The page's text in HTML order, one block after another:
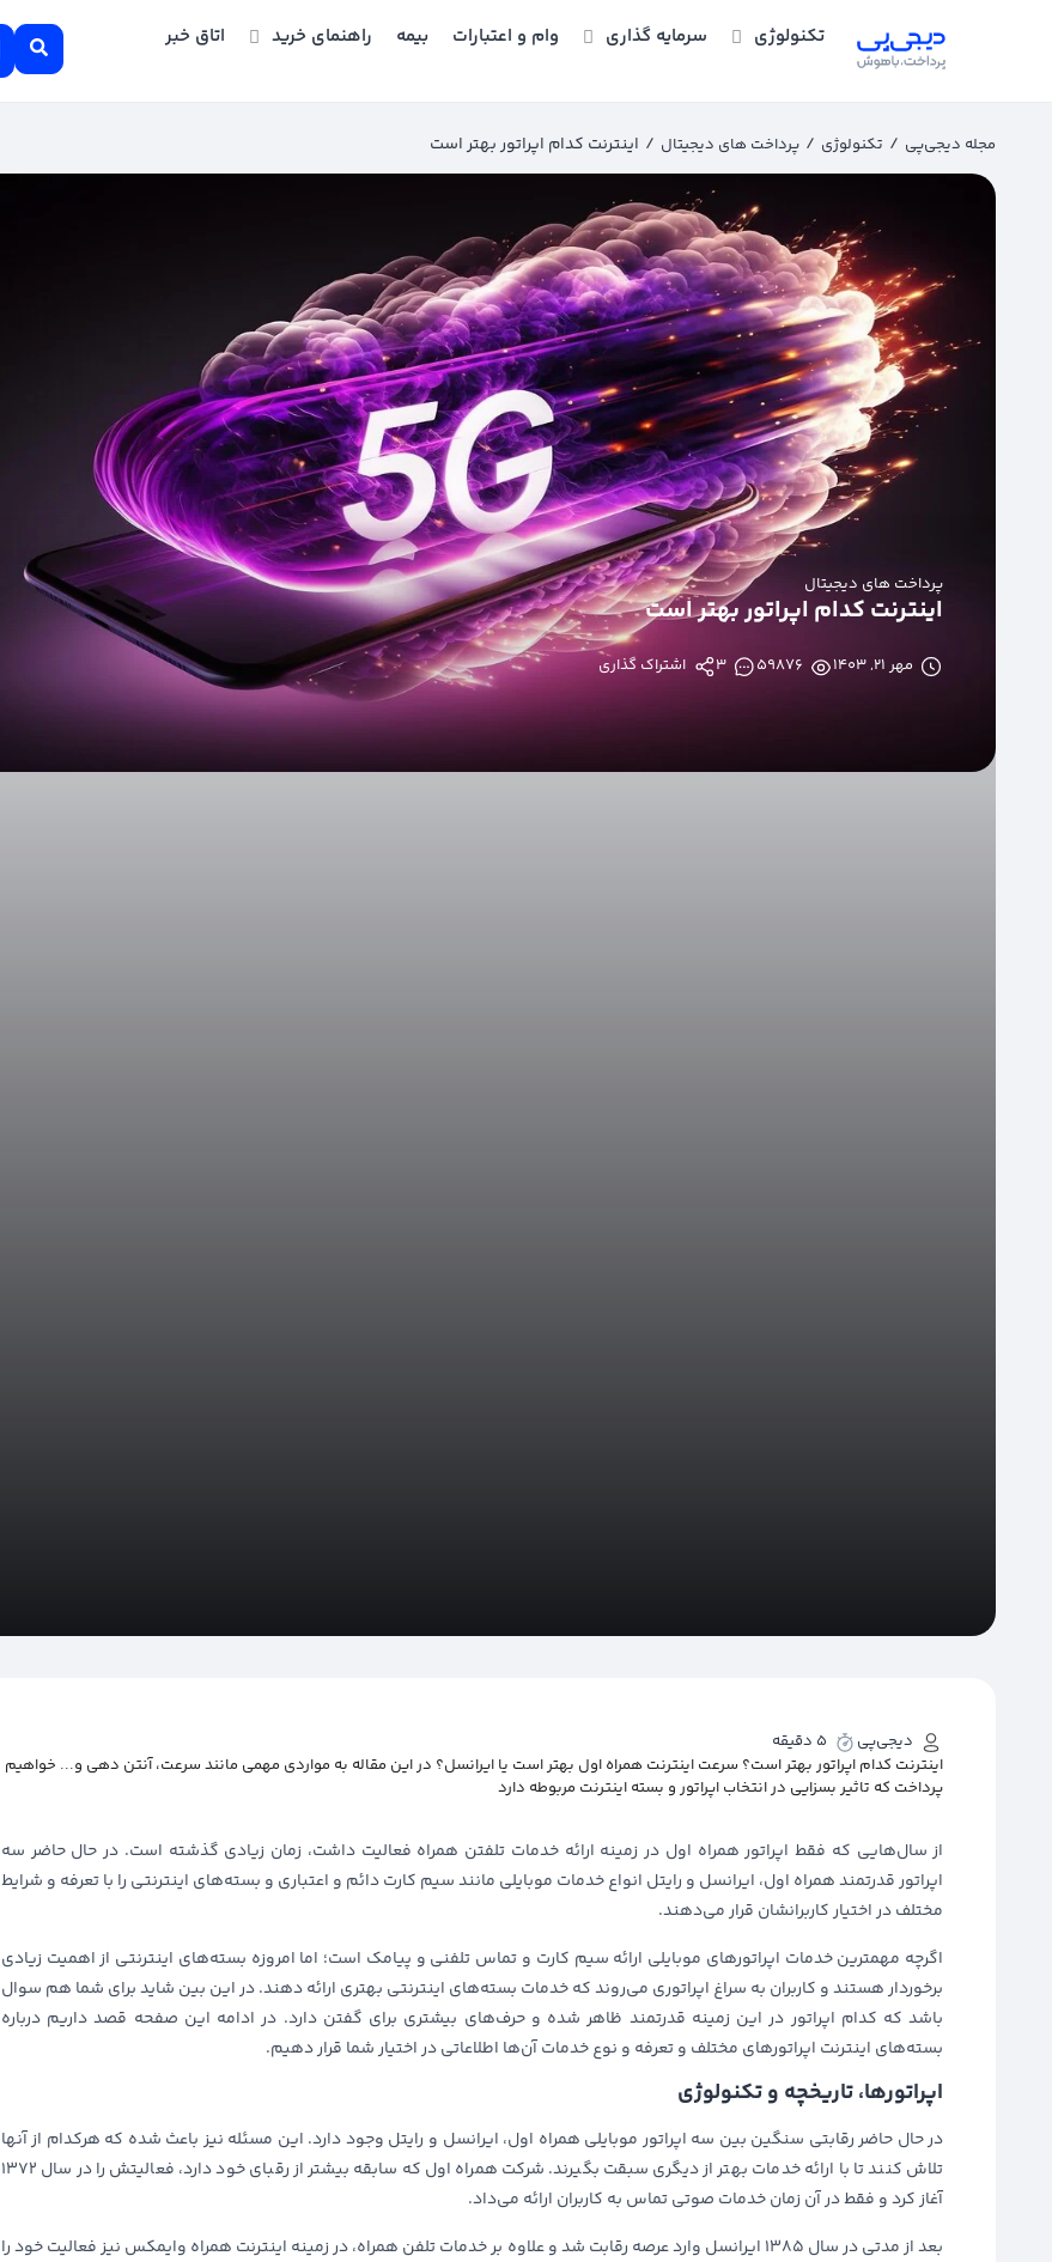
تکنولوژی سرمایه گذاری وام و اعتبارات بیمه راهنمای خرید اتاق خبر
مجله دیجی‌پی / تکنولوژی / پرداخت های دیجیتال / اینترنت کدام اپراتور بهتر است
پرداخت های دیجیتال
اینترنت کدام اپراتور بهتر است
مهر ۲۱, ۱۴۰۳ 59876
3 اشتراک گذاری
دیجی‌پی
5 دقیقه
اینترنت کدام اپراتور بهتر است؟ سرعت اینترنت همراه اول بهتر است یا ایرانسل؟ در این مقاله به مواردی مهمی مانند سرعت، آنتن دهی و... خواهیم
پرداخت که تاثیر بسزایی در انتخاب اپراتور و بسته اینترنت مربوطه دارد
از سال‌هایی که فقط اپراتور همراه اول در زمینه ارائه خدمات تلفتن همراه فعالیت داشت، زمان زیادی گذشته است. در حال حاضر سه
اپراتور قدرتمند همراه اول، ایرانسل و رایتل انواع خدمات موبایلی مانند سیم کارت دائم و اعتباری و بسته‌های اینترنتی را با تعرفه و شرایط
مختلف در اختیار کاربرانشان قرار می‌دهند.
اگرچه مهمترین خدمات اپراتورهای موبایلی ارائه سیم کارت و تماس تلفنی و پیامک است؛ اما امروزه بسته‌های اینترنتی از اهمیت زیادی
برخوردار هستند و کاربران به سراغ اپراتوری می‌روند که خدمات بسته‌های اینترنتی بهتری ارائه دهند. در این بین شاید برای شما هم سوال
باشد که کدام اپراتور در این زمینه قدرتمند ظاهر شده و حرف‌های بیشتری برای گفتن دارد. در ادامه این صفحه قصد داریم درباره
بسته‌های اینترنت اپراتورهای مختلف و تعرفه و نوع خدمات آن‌ها اطلاعاتی در اختیار شما قرار دهیم.
اپراتورها، تاریخچه و تکنولوژی
در حال حاضر رقابتی سنگین بین سه اپراتور موبایلی همراه اول، ایرانسل و رایتل وجود دارد. این مسئله نیز باعث شده که هرکدام از آنها
تلاش کنند تا با ارائه خدمات بهتر از دیگری سبقت بگیرند. شرکت همراه اول که سابقه بیشتر از رقبای خود دارد، فعالیتش را در سال 1372
آغاز کرد و فقط در آن زمان خدمات صوتی تماس به کاربران ارائه می‌داد.
بعد از مدتی در سال 1385 ایرانسل وارد عرصه رقابت شد و علاوه بر خدمات تلفن همراه، در زمینه اینترنت همراه وایمکس نیز فعالیت خود را